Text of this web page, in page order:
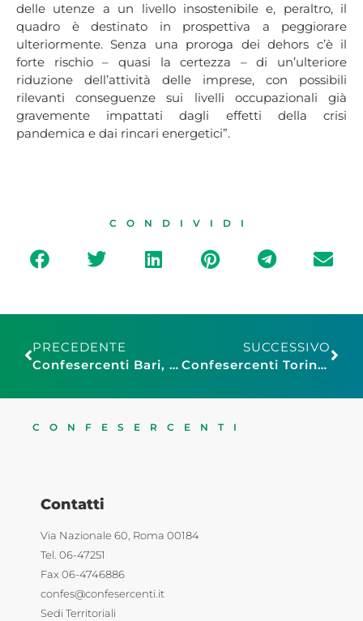
delle utenze a un livello insostenibile e, peraltro, il
quadro è destinato in prospettiva a peggiorare
ulteriormente. Senza una proroga dei dehors c’è il
forte rischio – quasi la certezza – di un’ulteriore
riduzione dell’attività delle imprese, con possibili
rilevanti conseguenze sui livelli occupazionali già
gravemente impattati dagli effetti della crisi
pandemica e dai rincari energetici”.
CONDIVIDI
PRECEDENTE
Confesercenti Bari, caro bollette: “Situazione insostenibile per le imprese”
SUCCESSIVO
Confesercenti Torino, dehors: la proroga nel decreto Aiuti-Ter
CONFESERCENTI
Contatti
Via Nazionale 60, Roma 00184
Tel. 06-47251
Fax 06-4746886
confes@confesercenti.it
Sedi Territoriali